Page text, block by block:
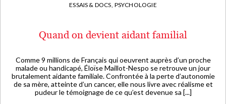
ESSAIS & DOCS, PSYCHOLOGIE
Quand on devient aidant familial
Comme 9 millions de Français qui oeuvrent auprès d’un proche
malade ou handicapé, Éloïse Maillot-Nespo se retrouve un jour
brutalement aidante familiale. Confrontée à la perte d’autonomie
de sa mère, atteinte d’un cancer, elle nous livre avec réalisme et
pudeur le témoignage de ce qu’est devenue sa [...]